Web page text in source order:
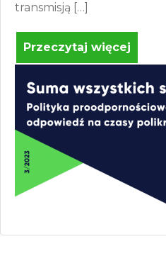
transmisją […]
Przeczytaj więcej